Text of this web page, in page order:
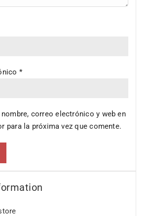
*
nombre, correo electrónico y web en
para la próxima vez que comente.